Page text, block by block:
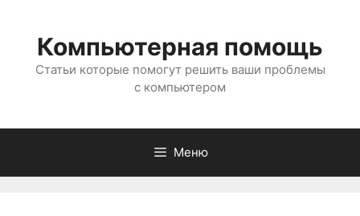
содержимому
Компьютерная помощь
Статьи которые помогут решить ваши проблемы
с компьютером
Меню